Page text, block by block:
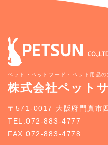
ペット・ペットフード・ペット用品の
株式会社ペット
〒571-0017 大阪府門真市
TEL:072-883-4777
FAX:072-883-4778